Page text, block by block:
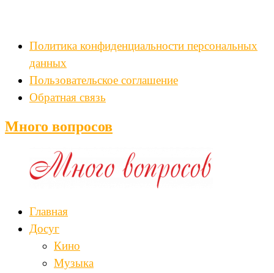
Политика конфиденциальности персональных
данных
Пользовательское соглашение
Обратная связь
Много вопросов
Главная
Досуг
Кино
Музыка